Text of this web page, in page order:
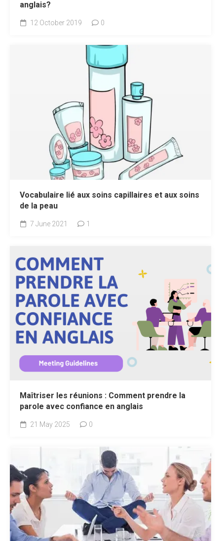
anglais?
12 October 2019 0
Vocabulaire lié aux soins capillaires et aux soins
de la peau
7 June 2021 1
Maîtriser les réunions : Comment prendre la
parole avec confiance en anglais
21 May 2025 0